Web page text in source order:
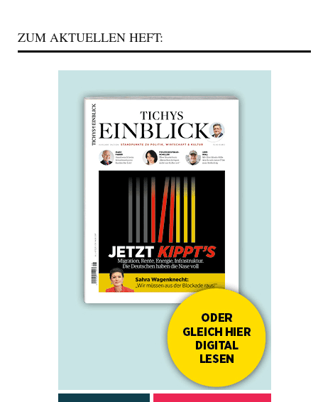
ZUM AKTUELLEN HEFT: